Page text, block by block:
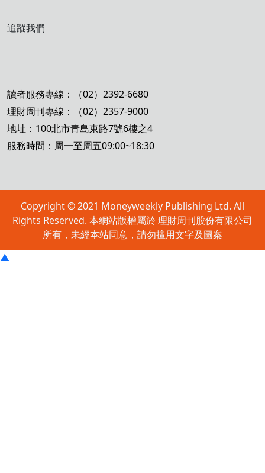
追蹤我們
讀者服務專線：（02）2392-6680
理財周刊專線：（02）2357-9000
地址：100北市青島東路7號6樓之4
服務時間：周一至周五09:00~18:30
Copyright © 2021 Moneyweekly Publishing Ltd. All
Rights Reserved. 本網站版權屬於 理財周刊股份有限公司
所有，未經本站同意，請勿擅用文字及圖案
▲